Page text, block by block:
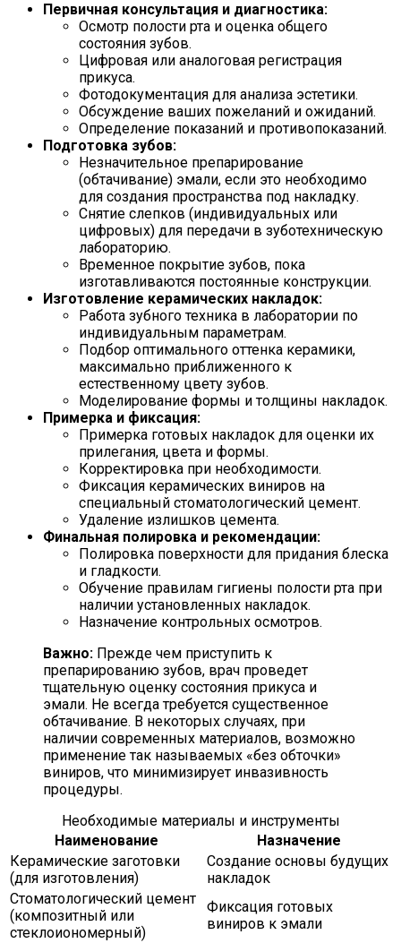
Первичная консультация и диагностика:
Осмотр полости рта и оценка общего
состояния зубов.
Цифровая или аналоговая регистрация
прикуса.
Фотодокументация для анализа эстетики.
Обсуждение ваших пожеланий и ожиданий.
Определение показаний и противопоказаний.
Подготовка зубов:
Незначительное препарирование
(обтачивание) эмали, если это необходимо
для создания пространства под накладку.
Снятие слепков (индивидуальных или
цифровых) для передачи в зуботехническую
лабораторию.
Временное покрытие зубов, пока
изготавливаются постоянные конструкции.
Изготовление керамических накладок:
Работа зубного техника в лаборатории по
индивидуальным параметрам.
Подбор оптимального оттенка керамики,
максимально приближенного к
естественному цвету зубов.
Моделирование формы и толщины накладок.
Примерка и фиксация:
Примерка готовых накладок для оценки их
прилегания, цвета и формы.
Корректировка при необходимости.
Фиксация керамических виниров на
специальный стоматологический цемент.
Удаление излишков цемента.
Финальная полировка и рекомендации:
Полировка поверхности для придания блеска
и гладкости.
Обучение правилам гигиены полости рта при
наличии установленных накладок.
Назначение контрольных осмотров.
Важно: Прежде чем приступить к
препарированию зубов, врач проведет
тщательную оценку состояния прикуса и
эмали. Не всегда требуется существенное
обтачивание. В некоторых случаях, при
наличии современных материалов, возможно
применение так называемых «без обточки»
виниров, что минимизирует инвазивность
процедуры.
Необходимые материалы и инструменты
Наименование
Назначение
Керамические заготовки
(для изготовления)
Создание основы будущих
накладок
Стоматологический цемент
(композитный или
стеклоиономерный)
Фиксация готовых
виниров к эмали